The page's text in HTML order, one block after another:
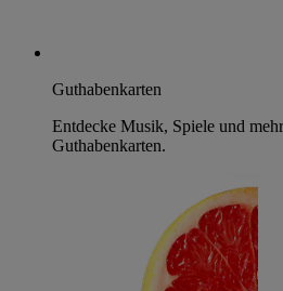
Guthabenkarten
Entdecke Musik, Spiele und
Guthabenkarten.